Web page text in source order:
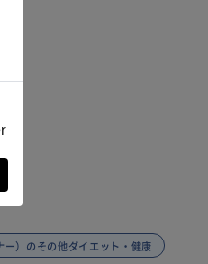
ー）のその他ダイエット・健康